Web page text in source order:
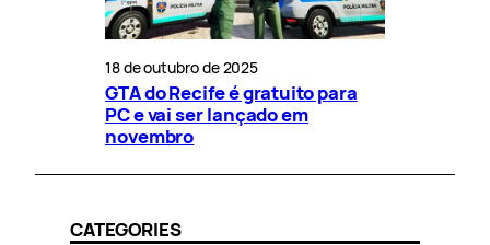
18 de outubro de 2025
GTA do Recife é gratuito para
PC e vai ser lançado em
novembro
CATEGORIES